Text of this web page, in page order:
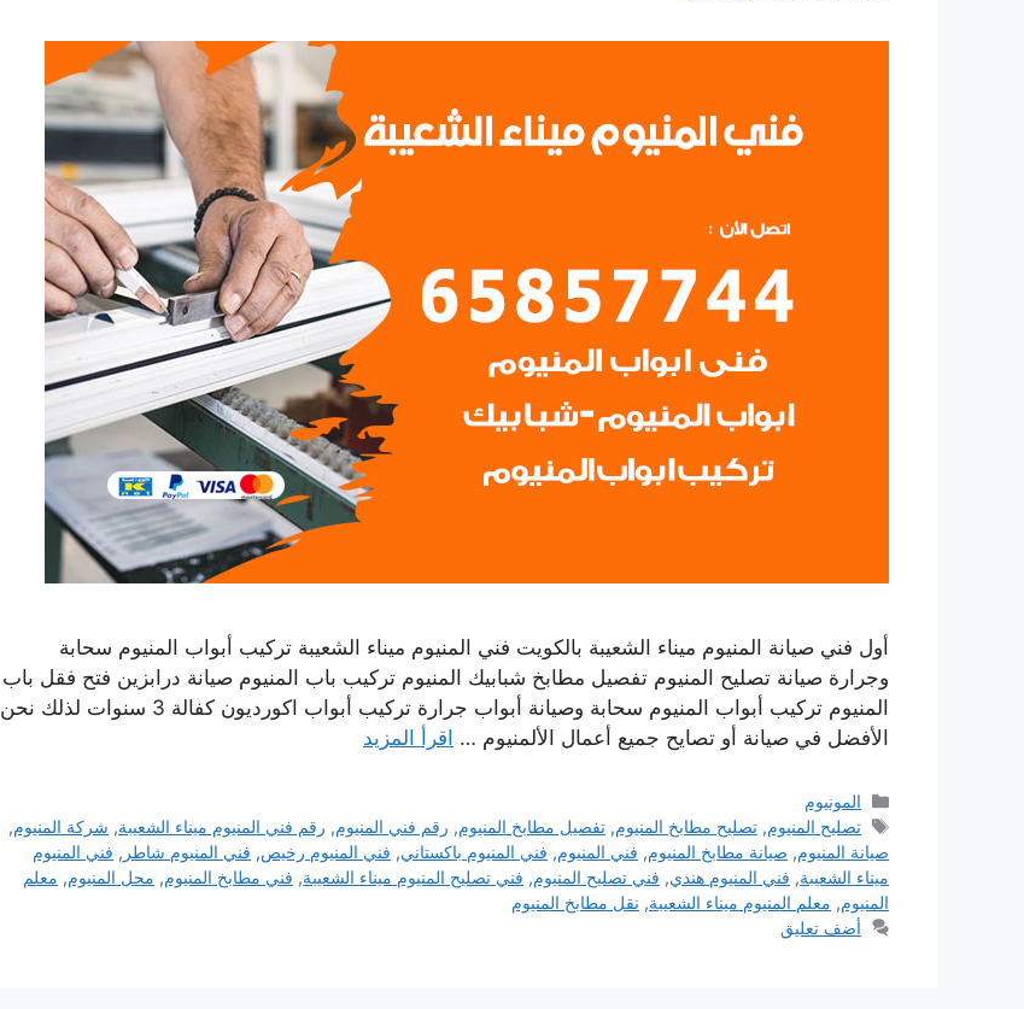
أول فني صيانة المنيوم ميناء الشعيبة بالكويت فني المنيوم ميناء الشعيبة تركيب أبواب المنيوم سحابة
وجرارة صيانة تصليح المنيوم تفصيل مطابخ شبابيك المنيوم تركيب باب المنيوم صيانة درابزين فتح فقل باب
المنيوم تركيب أبواب المنيوم سحابة وصيانة أبواب جرارة تركيب أبواب اكورديون كفالة 3 سنوات لذلك نحن
الأفضل في صيانة أو تصايح جميع أعمال الألمنيوم … اقرأ المزيد
التصنيفات
المونيوم
الوسوم
تصليح المنيوم,تصليح مطابخ المنيوم,تفصيل مطابخ المنيوم, رقم فني المنيوم, رقم فني المنيوم ميناء الشعيبة, شركة المنيوم,
صيانة المنيوم, صيانة مطابخ المنيوم, فني المنيوم, فني المنيوم باكستاني, فني المنيوم رخيص, فني المنيوم شاطر , فني المنيوم
ميناء الشعيبة, فني المنيوم هندي, فني تصليح المنيوم, فني تصليح المنيوم ميناء الشعيبة, فني مطابخ المنيوم, محل المنيوم, معلم
المنيوم, معلم المنيوم ميناء الشعيبة, نقل مطابخ المنيوم
أضف تعليق